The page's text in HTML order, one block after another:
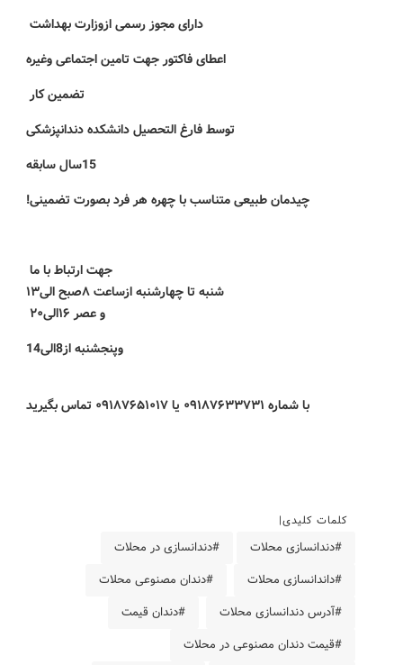
دارای مجوز رسمی ازوزارت بهداشت
اعطای فاکتور جهت تامین اجتماعی وغیره
تضمین کار
توسط فارغ التحصیل دانشکده دندانپزشکی
15سال سابقه
چیدمان طبیعی متناسب با چهره هر فرد بصورت تضمینی!
جهت ارتباط با ما
شنبه تا چهارشنبه ازساعت ۸صبح الی۱۳
و عصر ۱۶الی۲۰
وپنجشنبه از8الی14
با شماره ۰۹۱۸۷۶۳۳۷۳۱ یا ۰۹۱۸۷۶۵۱۰۱۷ تماس بگیرید
کلمات کلیدی
#دندانسازی محلات
#دندانسازی در محلات
#داندانسازی محلات
#دندان مصنوعی محلات
#آدرس دندانسازی محلات
#دندان قیمت
#قیمت دندان مصنوعی در محلات